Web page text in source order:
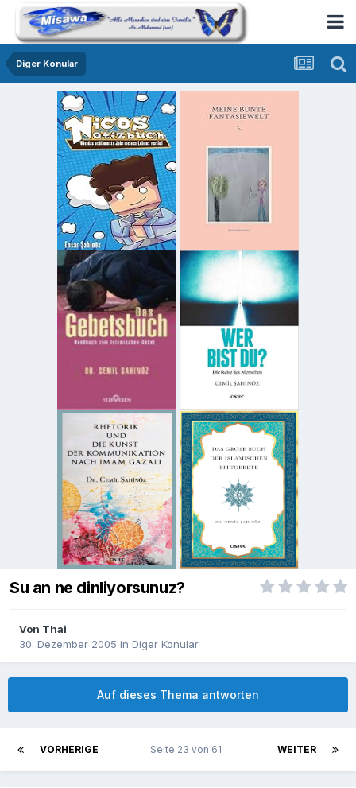
Diger Konular
Su an ne dinliyorsunuz?
Von Thai
30. Dezember 2005 in Diger Konular
Auf dieses Thema antworten
VORHERIGE WEITER
Seite 23 von 61